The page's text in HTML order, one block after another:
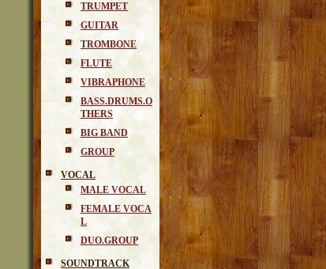
TRUMPET
GUITAR
TROMBONE
FLUTE
VIBRAPHONE
BASS.DRUMS.O
THERS
BIG BAND
GROUP
VOCAL
MALE VOCAL
FEMALE VOCA
L
DUO.GROUP
SOUNDTRACK